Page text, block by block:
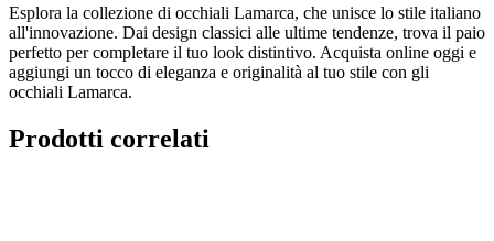
Esplora la collezione di occhiali Lamarca, che unisce lo stile italiano
all'innovazione. Dai design classici alle ultime tendenze, trova il paio
perfetto per completare il tuo look distintivo. Acquista online oggi e
aggiungi un tocco di eleganza e originalità al tuo stile con gli
occhiali Lamarca.
Prodotti correlati